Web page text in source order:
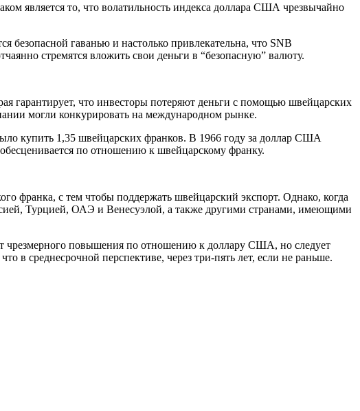
является то, что волатильность индекса доллара США чрезвычайно
гаванью и настолько привлекательна, что SNB
стремятся вложить свои деньги в “безопасную” валюту.
гарантирует, что инвесторы потеряют деньги с помощью швейцарских
могли конкурировать на международном рынке.
купить 1,35 швейцарских франков. В 1966 году за доллар США
по отношению к швейцарскому франку.
франка, с тем чтобы поддержать швейцарский экспорт. Однако, когда
Турцией, ОАЭ и Венесуэлой, а также другими странами, имеющими
чрезмерного повышения по отношению к доллару США, но следует
в среднесрочной перспективе, через три-пять лет, если не раньше.